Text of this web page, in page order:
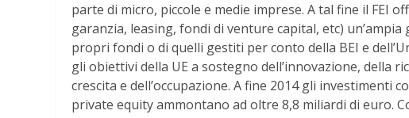
parte di micro, piccole e medie imprese. A tal fine il FEI
garanzia, leasing, fondi di venture capital, etc)
propri fondi o di quelli gestiti per conto della BEI e
gli obiettivi della UE a sostegno dell’innovazione, della
crescita e dell’occupazione. A fine 2014 gli investimenti
private equity ammontano ad oltre 8,8 miliardi di euro.